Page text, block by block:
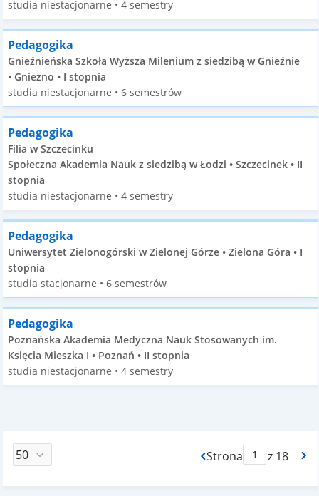
studia niestacjonarne • 4 semestry
Pedagogika
Gnieźnieńska Szkoła Wyższa Milenium z siedzibą w Gnieźnie
• Gniezno • I stopnia
studia niestacjonarne • 6 semestrów
Pedagogika
Filia w Szczecinku
Społeczna Akademia Nauk z siedzibą w Łodzi • Szczecinek • II
stopnia
studia niestacjonarne • 4 semestry
Pedagogika
Uniwersytet Zielonogórski w Zielonej Górze • Zielona Góra • I
stopnia
studia stacjonarne • 6 semestrów
Pedagogika
Poznańska Akademia Medyczna Nauk Stosowanych im.
Księcia Mieszka I • Poznań • II stopnia
studia niestacjonarne • 4 semestry
Strona
Max Stronaz 18